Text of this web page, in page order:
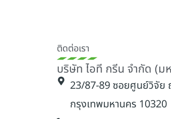
ติดต่อเรา
บริษัท ไอที กรีน จำกัด (ม
23/87-89 ซอยศูนย์วิจัย
กรุงเทพมหานคร 10320